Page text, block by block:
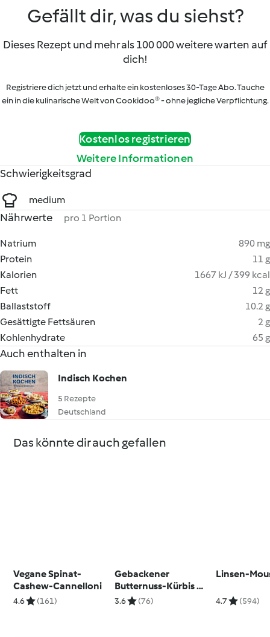
Gefällt dir, was du siehst?
Dieses Rezept und mehr als 100 000 weitere warten auf
dich!
Registriere dich jetzt und erhalte ein kostenloses 30-Tage Abo. Tauche
ein in die kulinarische Welt von Cookidoo® - ohne jegliche Verpflichtung.
Kostenlos registrieren
Weitere Informationen
Schwierigkeitsgrad
medium
Nährwerte pro 1 Portion
Natrium
890 mg
Protein
11 g
Kalorien
1667 kJ / 399 kcal
Fett
12 g
Ballaststoff
10.2 g
Gesättigte Fettsäuren
2 g
Kohlenhydrate
65 g
Auch enthalten in
Indisch Kochen
5 Rezepte
Deutschland
Das könnte dir auch gefallen
Vegane Spinat-
Cashew-Cannelloni
4.6 (161)
Gebackener
Butternuss-Kürbis mit
Couscous
3.6 (76)
Linsen-
4.7 (594)